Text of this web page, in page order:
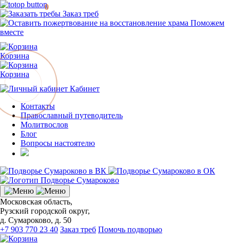
Заказ треб
Поможем
вместе
Корзина
Корзина
0
Кабинет
Контакты
Православный путеводитель
Молитвослов
Блог
Вопросы настоятелю
Московская область,
Рузский городской округ,
д. Сумароково, д. 50
+7 903 770 23 40 Заказ треб Помочь подворью